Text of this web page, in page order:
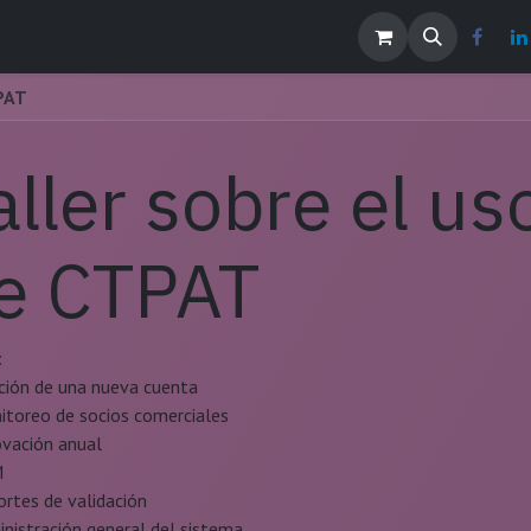
EMPLEOS
sobre el
CTPAT
de una nueva cuenta
de socios comerciales
anual
de validación